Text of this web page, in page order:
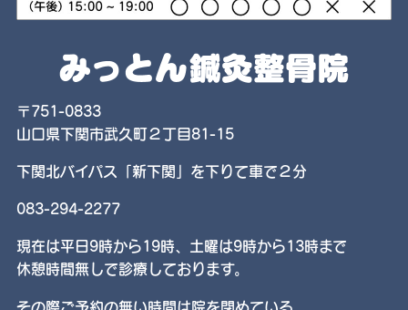
〒751-0833
山口県下関市武久町２丁目81-15
下関北バイパス「新下関」を下りて車で２分
083-294-2277
現在は平日9時から19時、土曜は9時から13時まで
休憩時間無しで診療しております。
その際ご予約の無い時間は院を閉めている